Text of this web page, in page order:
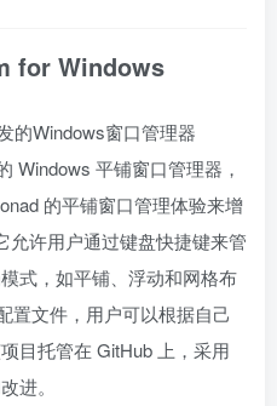
for Windows
的Windows窗口管理器
Windows 平铺窗口管理器，
的平铺窗口管理体验来增
允许用户通过键盘快捷键来管
式，如平铺、浮动和网格布
置文件，用户可以根据自己
目托管在 GitHub 上，采用
进。